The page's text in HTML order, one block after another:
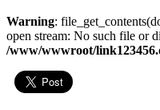
Warning:
open stream: No such file or
/www/wwwroot/